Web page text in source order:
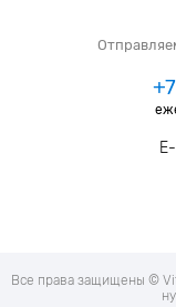
Все права защищены ©